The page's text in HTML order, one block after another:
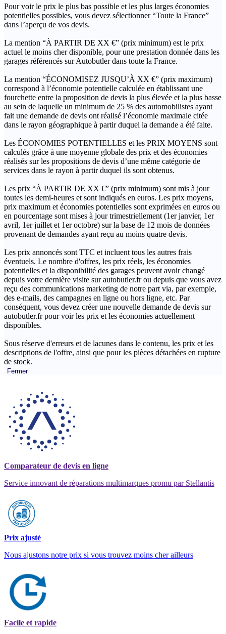
Pour voir le prix le plus bas possible et les plus larges économies
potentielles possibles, vous devez sélectionner “Toute la France”
dans l’aperçu de vos devis.
La mention “À PARTIR DE XX €” (prix minimum) est le prix
actuel le moins cher disponible, pour une prestation donnée dans les
garages référencés sur Autobutler dans toute la France.
La mention “ÉCONOMISEZ JUSQU’À XX €” (prix maximum)
correspond à l’économie potentielle calculée en établissant une
fourchette entre la proposition de devis la plus élevée et la plus basse
au sein de laquelle un minimum de 25 % des automobilistes ayant
fait une demande de devis ont réalisé l’économie maximale citée
dans le rayon géographique à partir duquel la demande a été faite.
Les ÉCONOMIES POTENTIELLES et les PRIX MOYENS sont
calculés grâce à une moyenne globale des prix et des économies
réalisés sur les propositions de devis d’une même catégorie de
services dans le rayon à partir duquel ils sont obtenus.
Les prix “À PARTIR DE XX €” (prix minimum) sont mis à jour
toutes les demi-heures et sont indiqués en euros. Les prix moyens,
prix maximum et économies potentielles sont exprimées en euros ou
en pourcentage sont mises à jour trimestriellement (1er janvier, 1er
avril, 1er juillet et 1er octobre) sur la base de 12 mois de données
provenant de demandes ayant reçu au moins quatre devis.
Les prix annoncés sont TTC et incluent tous les autres frais
éventuels. Le nombre d'offres, les prix réels, les économies
potentielles et la disponibilité des garages peuvent avoir changé
depuis votre dernière visite sur autobutler.fr ou depuis que vous avez
reçu des communications marketing de notre part via, par exemple,
des e-mails, des campagnes en ligne ou hors ligne, etc. Par
conséquent, vous devez créer une nouvelle demande de devis sur
autobutler.fr pour voir les prix et les économies actuellement
disponibles.
Sous réserve d'erreurs et de lacunes dans le contenu, les prix et les
descriptions de l'offre, ainsi que pour les pièces détachées en rupture
de stock.
Fermer
Comparateur de devis en ligne
Service innovant de réparations multimarques promu par Stellantis
Prix ajusté
Nous ajustons notre prix si vous trouvez moins cher ailleurs
Facile et rapide